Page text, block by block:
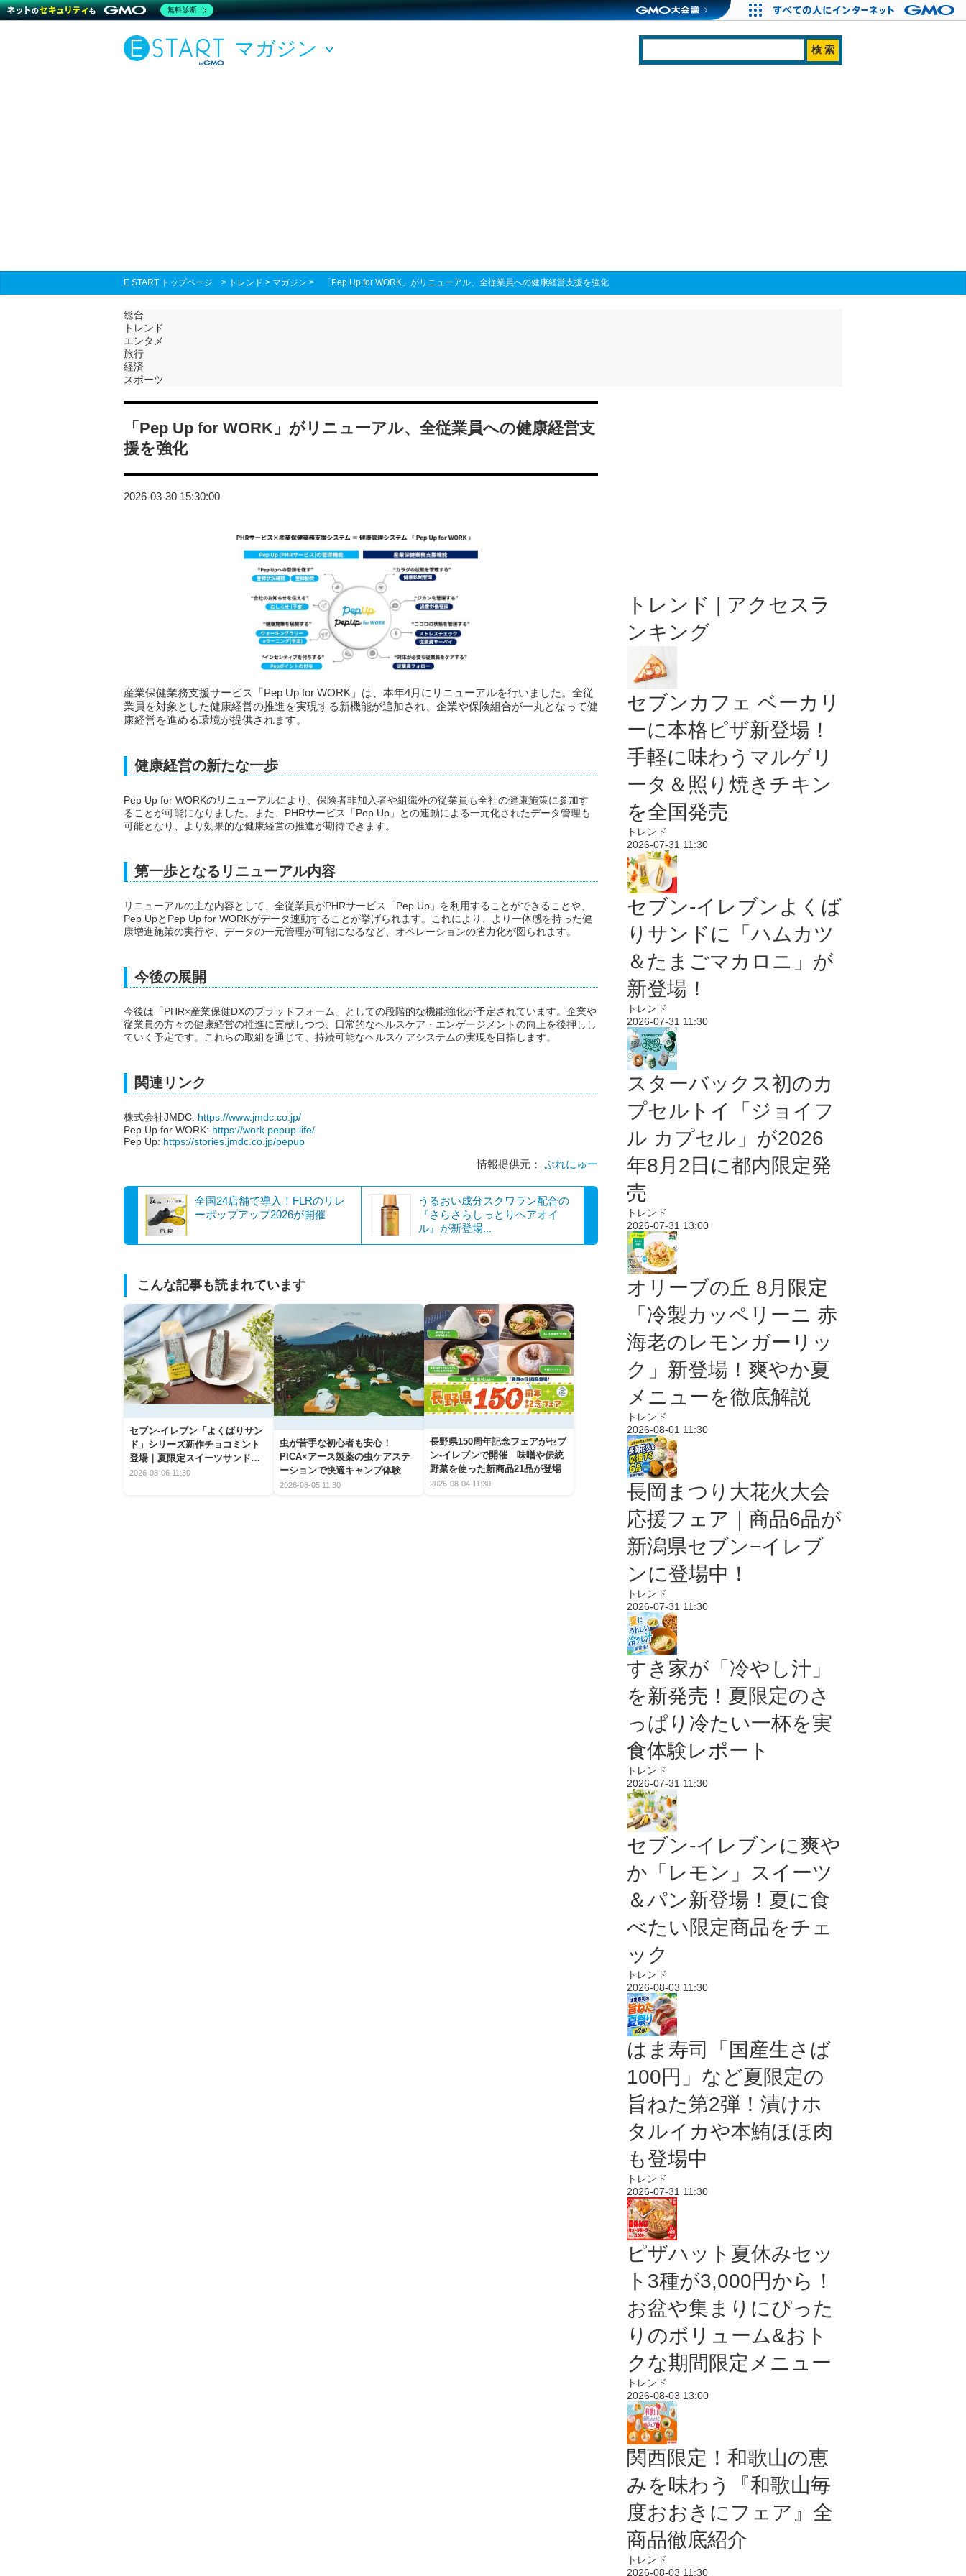
マガジン
E START トップページ > トレンド > マガジン > 「Pep Up for WORK」がリニューアル、全従業員への健康経営支援を強化
総合
トレンド
エンタメ
旅行
経済
スポーツ
「Pep Up for WORK」がリニューアル、全従業員への健康経営支
援を強化
2026-03-30 15:30:00
産業保健業務支援サービス「Pep Up for WORK」は、本年4月にリニューアルを行いました。全従
業員を対象とした健康経営の推進を実現する新機能が追加され、企業や保険組合が一丸となって健
康経営を進める環境が提供されます。
健康経営の新たな一歩
Pep Up for WORKのリニューアルにより、保険者非加入者や組織外の従業員も全社の健康施策に参加す
ることが可能になりました。また、PHRサービス「Pep Up」との連動による一元化されたデータ管理も
可能となり、より効果的な健康経営の推進が期待できます。
第一歩となるリニューアル内容
リニューアルの主な内容として、全従業員がPHRサービス「Pep Up」を利用することができることや、
Pep UpとPep Up for WORKがデータ連動することが挙げられます。これにより、より一体感を持った健
康増進施策の実行や、データの一元管理が可能になるなど、オペレーションの省力化が図られます。
今後の展開
今後は「PHR×産業保健DXのプラットフォーム」としての段階的な機能強化が予定されています。企業や
従業員の方々の健康経営の推進に貢献しつつ、日常的なヘルスケア・エンゲージメントの向上を後押しし
ていく予定です。これらの取組を通じて、持続可能なヘルスケアシステムの実現を目指します。
関連リンク
株式会社JMDC: https://www.jmdc.co.jp/
Pep Up for WORK: https://work.pepup.life/
Pep Up: https://stories.jmdc.co.jp/pepup
情報提供元： ぷれにゅー
全国24店舗で導入！FLRのリレ
ーポップアップ2026が開催
うるおい成分スクワラン配合の
『さらさらしっとりヘアオイ
ル』が新登場...
こんな記事も読まれています
セブン‐イレブン「よくばりサン
ド」シリーズ新作チョコミント
登場｜夏限定スイーツサンドの
爽快な魅力
2026-08-06 11:30
虫が苦手な初心者も安心！
PICA×アース製薬の虫ケアステ
ーションで快適キャンプ体験
2026-08-05 11:30
長野県150周年記念フェアがセブ
ン-イレブンで開催 味噌や伝統
野菜を使った新商品21品が登場
2026-08-04 11:30
トレンド | アクセスラ
ンキング
セブンカフェ ベーカリ
ーに本格ピザ新登場！
手軽に味わうマルゲリ
ータ＆照り焼きチキン
を全国発売
トレンド
2026-07-31 11:30
セブン‐イレブンよくば
りサンドに「ハムカツ
＆たまごマカロニ」が
新登場！
トレンド
2026-07-31 11:30
スターバックス初のカ
プセルトイ「ジョイフ
ル カプセル」が2026
年8月2日に都内限定発
売
トレンド
2026-07-31 13:00
オリーブの丘 8月限定
「冷製カッペリーニ 赤
海老のレモンガーリッ
ク」新登場！爽やか夏
メニューを徹底解説
トレンド
2026-08-01 11:30
長岡まつり大花火大会
応援フェア｜商品6品が
新潟県セブン−イレブ
ンに登場中！
トレンド
2026-07-31 11:30
すき家が「冷やし汁」
を新発売！夏限定のさ
っぱり冷たい一杯を実
食体験レポート
トレンド
2026-07-31 11:30
セブン‐イレブンに爽や
か「レモン」スイーツ
＆パン新登場！夏に食
べたい限定商品をチェ
ック
トレンド
2026-08-03 11:30
はま寿司「国産生さば
100円」など夏限定の
旨ねた第2弾！漬けホ
タルイカや本鮪ほほ肉
も登場中
トレンド
2026-07-31 11:30
ピザハット夏休みセッ
ト3種が3,000円から！
お盆や集まりにぴった
りのボリューム&おト
クな期間限定メニュー
トレンド
2026-08-03 13:00
関西限定！和歌山の恵
みを味わう『和歌山毎
度おおきにフェア』全
商品徹底紹介
トレンド
2026-08-03 11:30
無料診断